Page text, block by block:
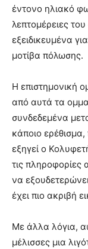
έντονο ηλιακό
λεπτομέρειες
εξειδικευμένα
μοτίβα πόλωσης.
Η επιστημονική
από αυτά τα
συνδεδεμένα
κάποιο
εξηγεί ο
τις πληροφορίες
να
έχει πιο ακριβή
Με άλλα λόγια,
μέλισσες μια